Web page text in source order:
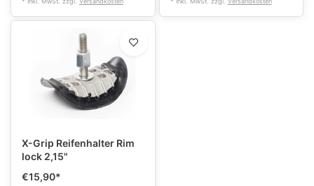
X-Grip Reifenhalter Rim
lock 2,15"
€15,90*